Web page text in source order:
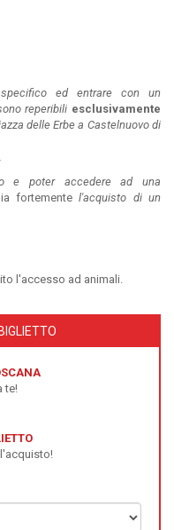
ed entrare con un
reperibili esclusivamente
delle Erbe a Castelnuovo di
e poter accedere ad una
fortementel'acquisto di un
l'accesso ad animali.
te!